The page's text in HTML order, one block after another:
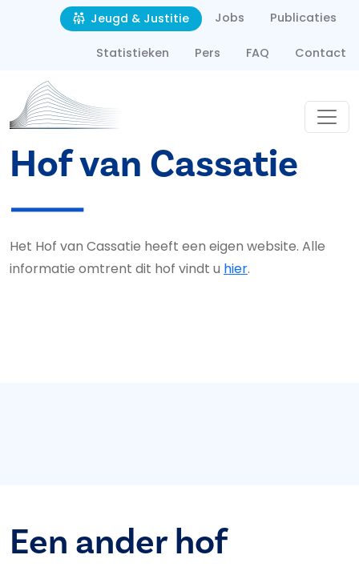
Overslaan en naar de inhoud gaan
Second navigation
Jeugd & Justitie Jobs Publicaties
Statistieken Pers FAQ Contact
Hof van Cassatie
Het Hof van Cassatie heeft een eigen website. Alle
informatie omtrent dit hof vindt u hier.
Een ander hof